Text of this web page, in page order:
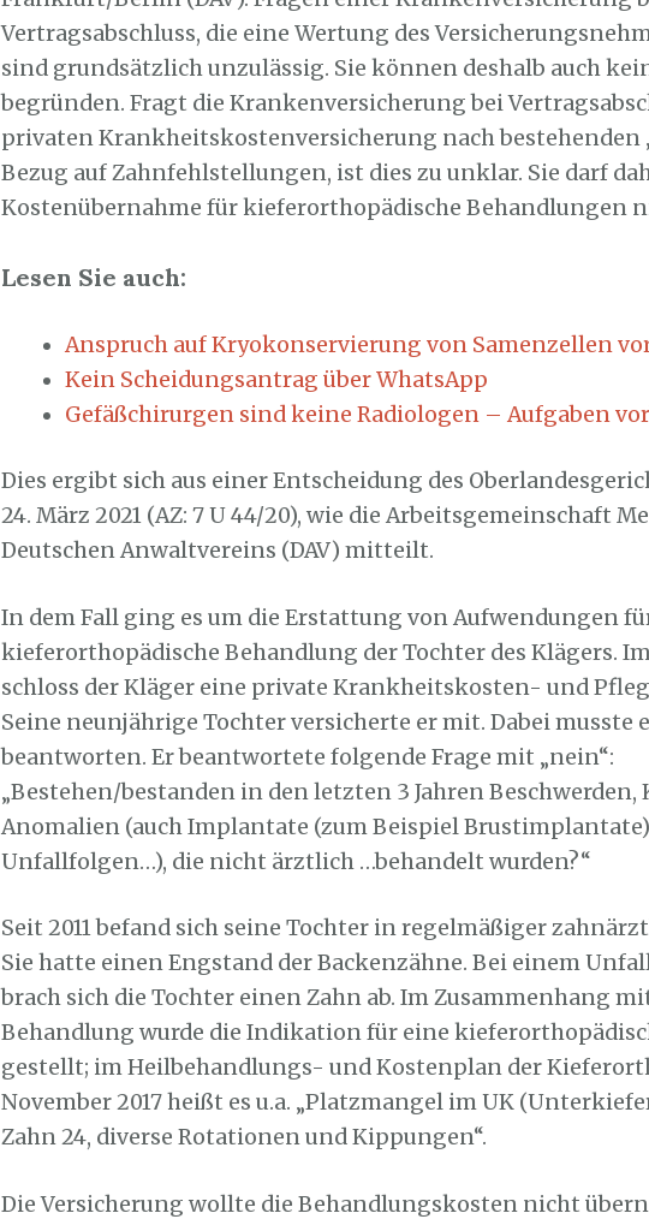
Vertragsabschluss, die eine Wertung des
sind grundsätzlich unzulässig. Sie können deshalb auch
begründen. Fragt die Krankenversicherung bei
privaten Krankheitskostenversicherung nach bestehenden
Bezug auf Zahnfehlstellungen, ist dies zu unklar. Sie darf
Kostenübernahme für kieferorthopädische Behandlungen
Lesen Sie auch:
Anspruch auf Kryokonservierung von Samenzellen
Kein Scheidungsantrag über WhatsApp
Gefäßchirurgen sind keine Radiologen – Aufgaben
Dies ergibt sich aus einer Entscheidung des
24. März 2021 (AZ: 7 U 44/20), wie die Arbeitsgemeinschaft
Deutschen Anwaltvereins (DAV) mitteilt.
In dem Fall ging es um die Erstattung von Aufwendungen
kieferorthopädische Behandlung der Tochter des Klägers. Im
schloss der Kläger eine private Krankheitskosten- und
Seine neunjährige Tochter versicherte er mit. Dabei musste
beantworten. Er beantwortete folgende Frage mit „nein“:
„Bestehen/bestanden in den letzten 3 Jahren
Anomalien (auch Implantate (zum Beispiel
Unfallfolgen…), die nicht ärztlich …behandelt wurden?“
Seit 2011 befand sich seine Tochter in regelmäßiger
Sie hatte einen Engstand der Backenzähne. Bei einem
brach sich die Tochter einen Zahn ab. Im Zusammenhang
Behandlung wurde die Indikation für eine
gestellt; im Heilbehandlungs- und Kostenplan der
November 2017 heißt es u.a. „Platzmangel im UK
Zahn 24, diverse Rotationen und Kippungen“.
Die Versicherung wollte die Behandlungskosten nicht